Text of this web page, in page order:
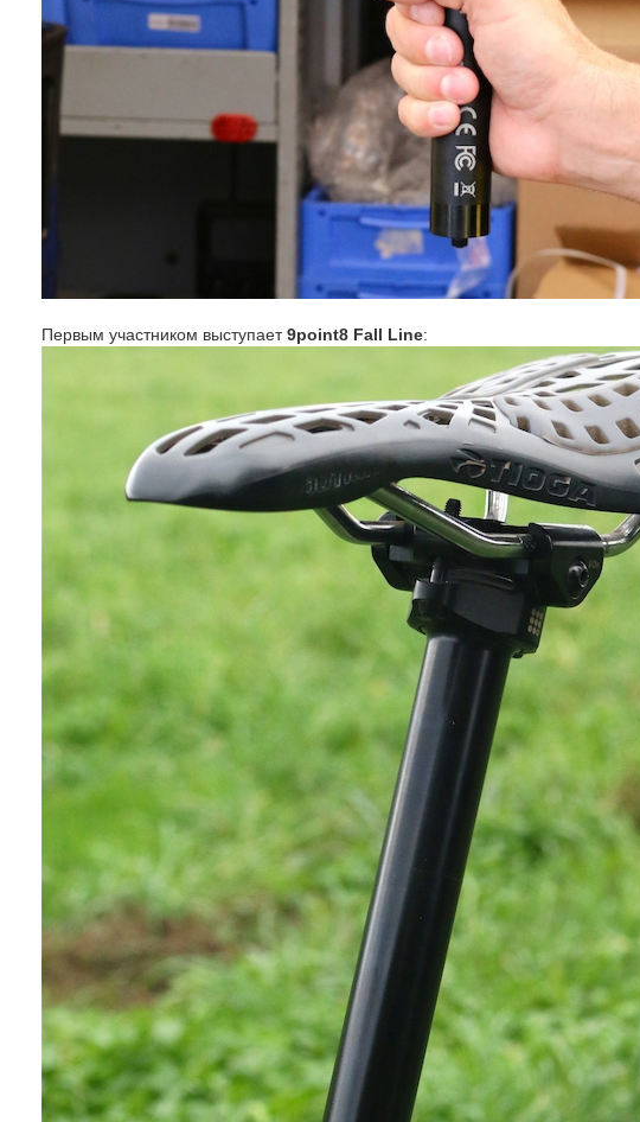
Первым участником выступает9point8 Fall Line: